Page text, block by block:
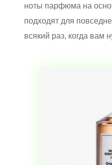
ноты парфюма на
подходят для
всякий раз, когда вам